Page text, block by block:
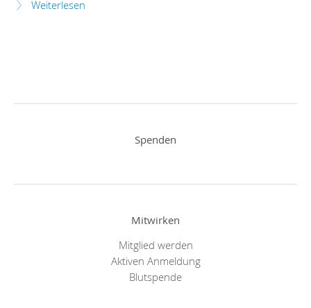
Weiterlesen
Spenden
Mitwirken
Mitglied werden
Aktiven Anmeldung
Blutspende